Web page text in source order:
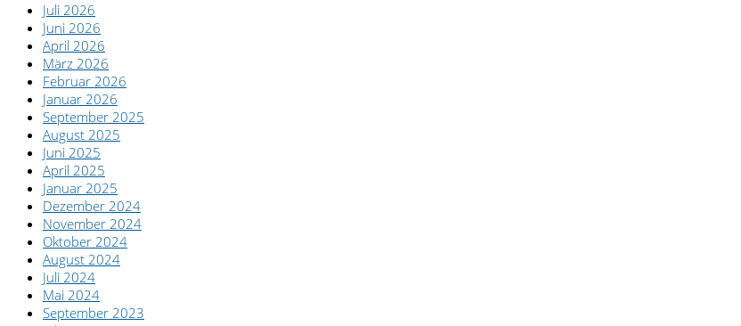
Juli 2026
Juni 2026
April 2026
März 2026
Februar 2026
Januar 2026
September 2025
August 2025
Juni 2025
April 2025
Januar 2025
Dezember 2024
November 2024
Oktober 2024
August 2024
Juli 2024
Mai 2024
September 2023